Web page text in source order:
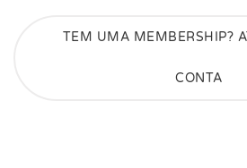
TEM UMA MEMBERSHIP?
CONTA